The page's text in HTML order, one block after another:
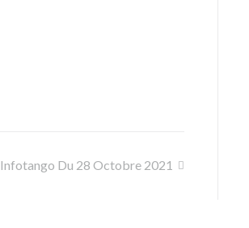
Infotango Du 28 Octobre 2021